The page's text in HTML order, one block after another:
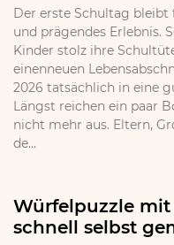
Der erste Schultag bleibt
und prägendes Erlebnis.
Kinder stolz ihre
einenneuen
2026 tatsächlich in eine
Längst reichen ein paar
nicht mehr aus. Eltern,
de...
Würfelpuzzle
schnell selbst